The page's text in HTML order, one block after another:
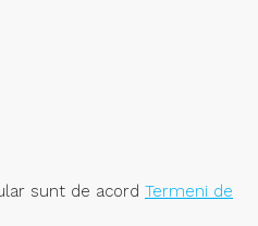
sunt de acord Termeni de